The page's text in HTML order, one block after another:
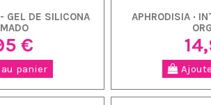
GEL DE SILICONA
€
panier
APHRODISIA ·